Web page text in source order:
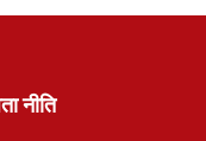
नीति